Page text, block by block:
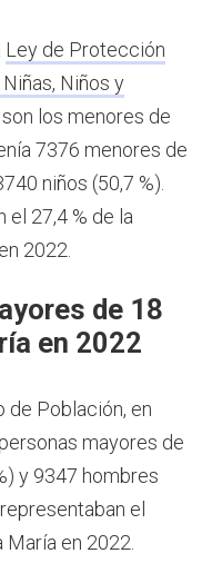
Ley de Protección
Niños y
los menores de
7376 menores de
niños (50,7 %).
el 27,4 % de la
2022.
de 18
en 2022
de Población, en
mayores de
y 9347 hombres
el
en 2022.